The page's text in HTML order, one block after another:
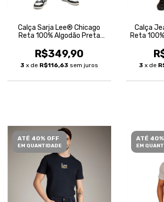
Calça Sarja Lee® Chicago
Reta 100% Algodão Preta
R$349,90
3 x de R$116,63 sem juros
Calça
Reta
3 x de
ATÉ 40% OFF
EM QUANTIDADE
ATÉ
EM